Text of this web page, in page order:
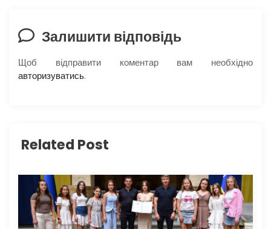
і
я
з
п
і
Залишити відповідь
Щоб відправити коментар вам необхідно
авторизуватись.
Related Post